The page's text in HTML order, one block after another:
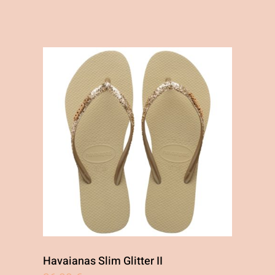
Havaianas Slim Glitter II